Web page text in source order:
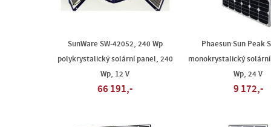
SunWare SW-42052, 240 Wp
polykrystalický solární panel, 240
Wp, 12 V
66 191,-
Phaesun Sun Peak
monokrystalický
Wp, 24 V
9 172,-